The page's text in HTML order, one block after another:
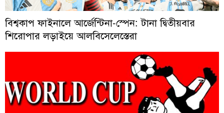
বিশ্বকাপ ফাইনালে আর্জেন্টিনা-স্পেন: টানা দ্বিতীয়বার
শিরোপার লড়াইয়ে আলবিসেলেস্তেরা